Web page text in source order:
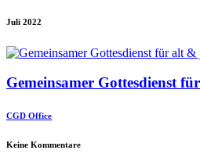
Juli 2022
Gemeinsamer Gottesdienst
CGD Office
Keine Kommentare